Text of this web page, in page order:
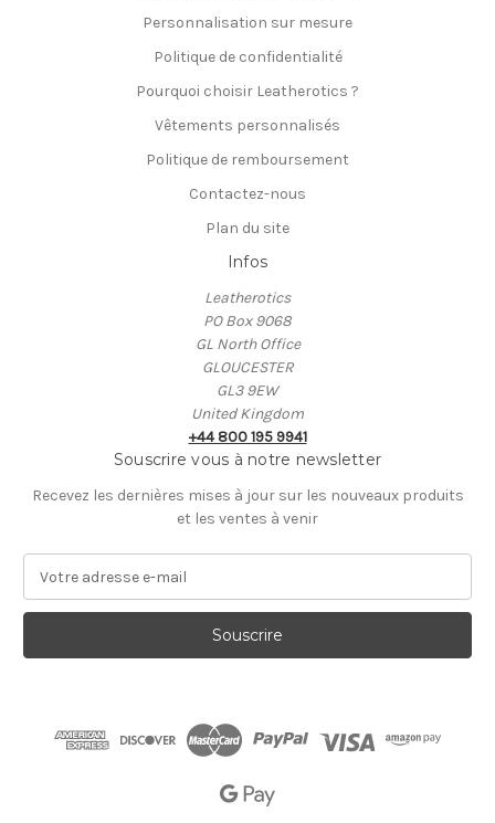
Personnalisation sur mesure
Politique de confidentialité
Pourquoi choisir Leatherotics ?
Vêtements personnalisés
Politique de remboursement
Contactez-nous
Plan du site
Infos
Leatherotics
PO Box 9068
GL North Office
GLOUCESTER
GL3 9EW
United Kingdom
+44 800 195 9941
Souscrire vous à notre newsletter
Recevez les dernières mises à jour sur les nouveaux produits
et les ventes à venir
r
s